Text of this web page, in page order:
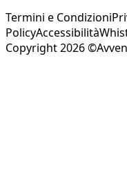
Termini e Condizioni
PolicyAccessibilità
Copyright 2026